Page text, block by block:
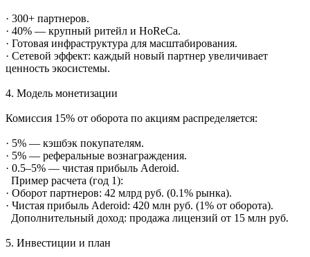
· 300+ партнеров.
· 40% — крупный ритейл и HoReCa.
· Готовая инфраструктура для масштабирования.
· Сетевой эффект: каждый новый партнер увеличивает
ценность экосистемы.
4. Модель монетизации
Комиссия 15% от оборота по акциям распределяется:
· 5% — кэшбэк покупателям.
· 5% — реферальные вознаграждения.
· 0.5–5% — чистая прибыль Aderoid.
Пример расчета (год 1):
· Оборот партнеров: 42 млрд руб. (0.1% рынка).
· Чистая прибыль Aderoid: 420 млн руб. (1% от оборота).
Дополнительный доход: продажа лицензий от 15 млн руб.
5. Инвестиции и план